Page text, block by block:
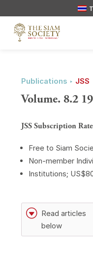
Publications ‣ JSS
Volume. 8.2
JSS Subscription
Free to Siam
Non-member
Institutions;
G Read articles
below